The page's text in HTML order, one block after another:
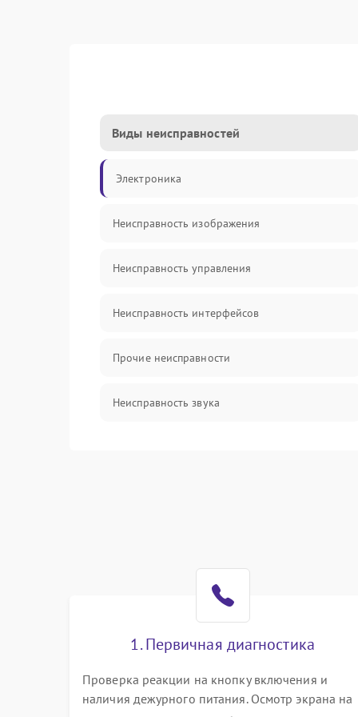
Виды неисправностей
Электроника
Неисправность изображения
Неисправность управления
Неисправность интерфейсов
Прочие неисправности
Неисправность звука
1. Первичная диагностика
Проверка реакции на кнопку включения и
наличия дежурного питания. Осмотр экрана на